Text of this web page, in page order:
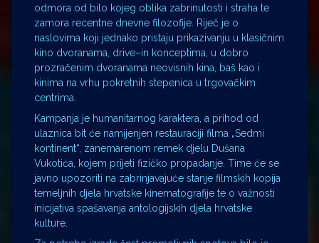
odmora od bilo kojeg oblika zabrinutosti i straha te
zamora recentne dnevne filozofije. Riječ je o
naslovima koji jednako pristaju prikazivanju u klasičnim
kino dvoranama, drive–in konceptima, u dobro
prozračenim dvoranama neovisnih kina, baš kao i
kinima na vrhu pokretnih stepenica u trgovačkim
centrima.
Kampanja je humanitarnog karaktera, a prihod od
ulaznica bit će namijenjen restauraciji filma „Sedmi
kontinent“, zanemarenom remek djelu Dušana
Vukotića, kojem prijeti fizičko propadanje. Time će se
javno upozoriti na zabrinjavajuće stanje filmskih kopija
temeljnih djela hrvatske kinematografije te o važnosti
inicijativa spašavanja antologijskih djela hrvatske
kulture.